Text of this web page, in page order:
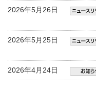
2026年5月26日
2026年5月25日
2026年4月24日